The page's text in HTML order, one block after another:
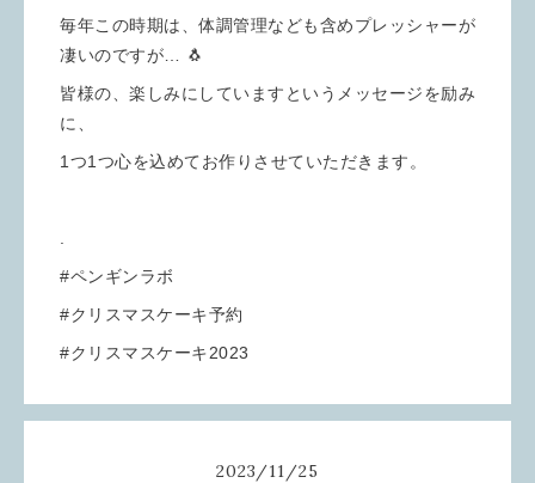
毎年この時期は、体調管理なども含めプレッシャーが
凄いのですが… 🐧
皆様の、楽しみにしていますというメッセージを励み
に、
1つ1つ心を込めてお作りさせていただきます。
#ペンギンラボ
#クリスマスケーキ予約
#クリスマスケーキ2023
2023/11/25